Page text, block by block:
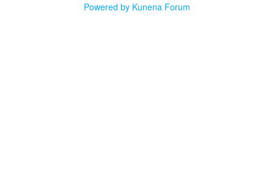
Powered by Kunena Forum